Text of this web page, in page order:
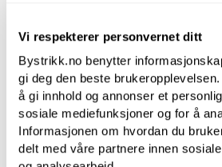
Vi respekterer personvernet ditt
Bystrikk.no benytter
gi deg den beste
å gi innhold og annonser et
sosiale mediefunksjoner og for å
Informasjonen om hvordan du
delt med våre partnere innen
LanternMoon
Lantern Moon, 20 cm,
3.00 mm -
Strømpepinner i tre